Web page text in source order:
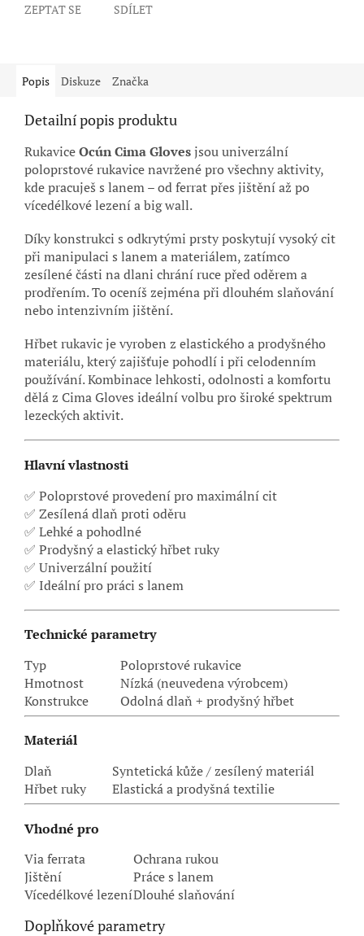
ZEPTAT SE SDÍLET
Popis Diskuze Značka
Detailní popis produktu
RukaviceOcúnCima Glovesjsou univerzální
poloprstové rukavice navržené pro všechny aktivity,
kde pracuješ s lanem – od ferrat přes jištění až po
vícedélkové lezení a big wall.
Díky konstrukci s odkrytými prsty poskytují vysoký cit
při manipulaci s lanem a materiálem, zatímco
zesílené části na dlani chrání ruce před oděrem a
prodřením. To oceníš zejména při dlouhém slaňování
nebo intenzivním jištění.
Hřbet rukavic je vyroben z elastického a prodyšného
materiálu, který zajišťuje pohodlí i při celodenním
používání. Kombinace lehkosti, odolnosti a komfortu
dělá z Cima Gloves ideální volbu pro široké spektrum
lezeckých aktivit.
Hlavní vlastnosti
✅ Poloprstové provedení pro maximální cit
✅ Zesílená dlaň proti oděru
✅ Lehké a pohodlné
✅ Prodyšný a elastický hřbet ruky
✅ Univerzální použití
✅ Ideální pro práci s lanem
Technické parametry
Typ
Poloprstové rukavice
Hmotnost
Nízká (neuvedena výrobcem)
Konstrukce
Odolná dlaň + prodyšný hřbet
Materiál
Dlaň
Syntetická kůže / zesílený materiál
Hřbet ruky
Elastická a prodyšná textilie
Vhodné pro
Via ferrata
Ochrana rukou
Jištění
Práce s lanem
Vícedélkové lezeníDlouhé slaňování
Doplňkové parametry